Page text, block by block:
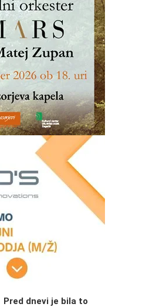
Pred dnevi je bila to